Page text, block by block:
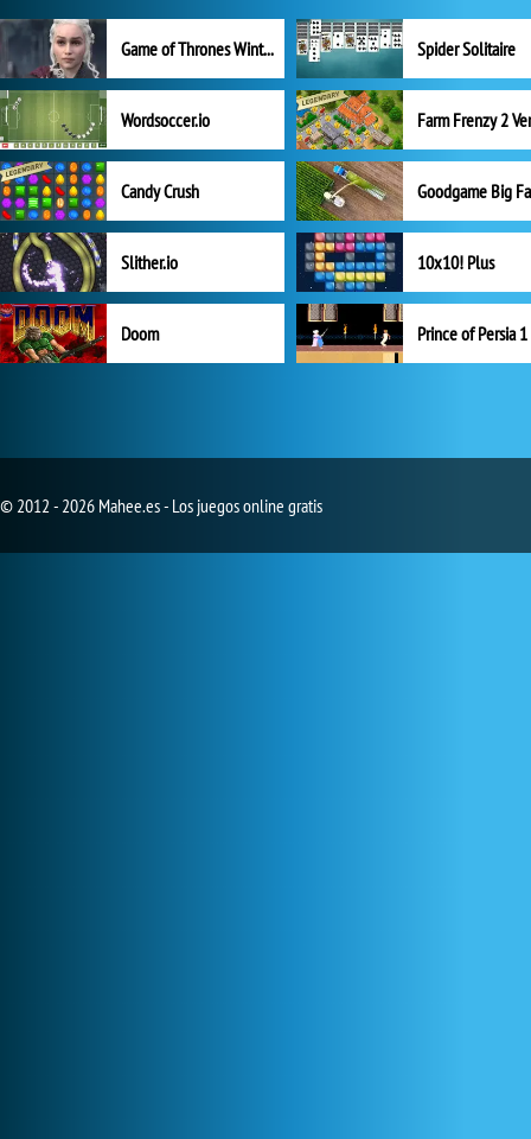
Game of Thrones Winter is Coming Spider Solitaire
Wordsoccer.io
Candy Crush Goodgame Big
Slither.io 10x10! Plus
Doom Prince of Persia 1
© 2012 - 2026 Mahee.es - Los juegos online gratis